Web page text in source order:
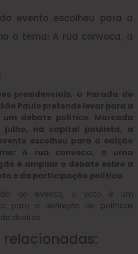
evento escolheu para a
o tema: A rua convoca, a
presidenciais, a Parada do
Paulo pretende levar para a
um debate político. Marcada
na capital paulista, a
escolheu para a edição
A rua convoca, a urna
é ampliar o debate sobre a
e da participação política.
do evento, o voto é um
para a definição de políticas
direitos.
relacionadas: